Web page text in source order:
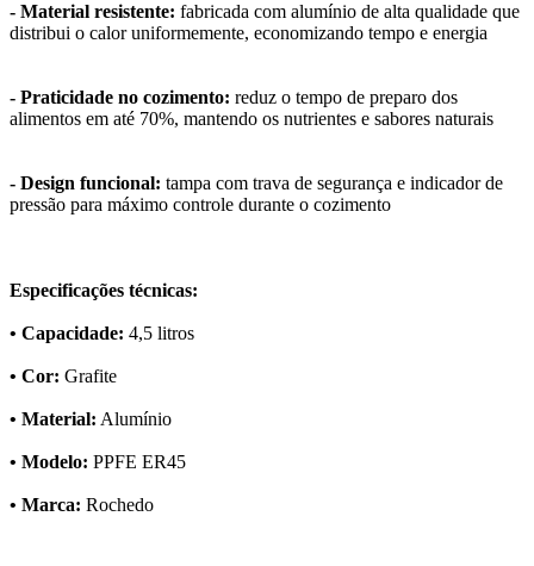
- Material resistente: fabricada com alumínio de alta qualidade que
distribui o calor uniformemente, economizando tempo e energia
- Praticidade no cozimento: reduz o tempo de preparo dos
alimentos em até 70%, mantendo os nutrientes e sabores naturais
- Design funcional: tampa com trava de segurança e indicador de
pressão para máximo controle durante o cozimento
Especificações técnicas:
• Capacidade: 4,5 litros
• Cor: Grafite
• Material: Alumínio
• Modelo: PPFE ER45
• Marca: Rochedo